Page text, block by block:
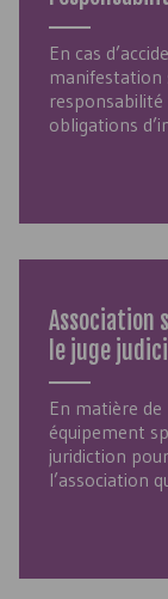
En cas
manifestation
responsabilité
obligations
Association
le juge
En matière
équipement
juridiction
l’association